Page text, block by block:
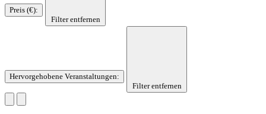
Preis (€):
Filter entfernen
Hervorgehobene Veranstaltungen:
Filter entfernen